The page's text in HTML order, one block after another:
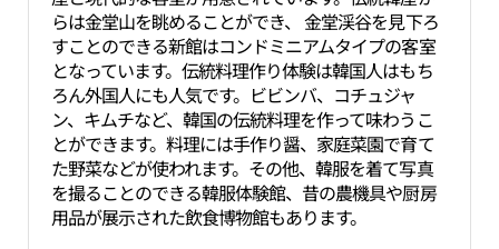
らは金堂山を眺めることができ、 金堂渓谷を見下ろ
すことのできる新館はコンドミニアムタイプの客室
となっています。伝統料理作り体験は韓国人はもち
ろん外国人にも人気です。ビビンバ、コチュジャ
ン、キムチなど、韓国の伝統料理を作って味わうこ
とができます。料理には手作り醤、家庭菜園で育て
た野菜などが使われます。その他、韓服を着て写真
を撮ることのできる韓服体験館、昔の農機具や厨房
用品が展示された飲食博物館もあります。